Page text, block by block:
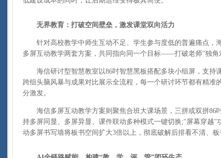
无界教育：打破空间壁垒，激发课堂双向活力
针对高校教学中师生互动不足、学生参与度低的普遍痛点，
多屏互动教学两套方案，共同指向同一个目标——打破老师"独角
海信研讨型智慧教室以86吋智慧黑板搭配多块小组屏，支持
跨组头脑风暴与成果对比展示全流程，每一个研讨环节都有精准
分激发。
海信多屏互动教学方案则聚焦合班大课场景，三拼或双拼86
持多屏同显、多屏异显、课件联动多种模式一键切换;"屏幕穿越"
动多屏书写墙将板书空间扩大3倍以上，彻底破解后排看不清、